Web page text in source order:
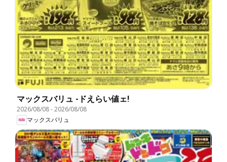
マックスバリュ -ドえらい値ェ!
2026/08/08-2026/08/08
マックスバリュ